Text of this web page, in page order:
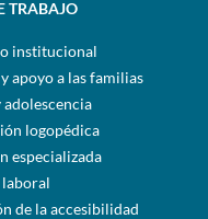
TRABAJO
institucional
apoyo a las familias
adolescencia
logopédica
especializada
de la accesibilidad